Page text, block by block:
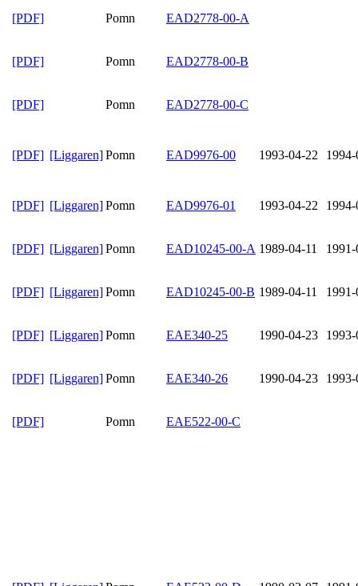
[PDF] Pomn EAD2778-00-A
[PDF] Pomn EAD2778-00-B
[PDF] Pomn EAD2778-00-C
[PDF] [Liggaren]Pomn EAD9976-00 1993-04-22
[PDF] [Liggaren]Pomn EAD9976-01 1993-04-22
[PDF] [Liggaren]Pomn EAD10245-00-A 1989-04-11
[PDF] [Liggaren]Pomn EAD10245-00-B 1989-04-11
[PDF] [Liggaren]Pomn EAE340-25 1990-04-23
[PDF] [Liggaren]Pomn EAE340-26 1990-04-23
[PDF] Pomn EAE522-00-C